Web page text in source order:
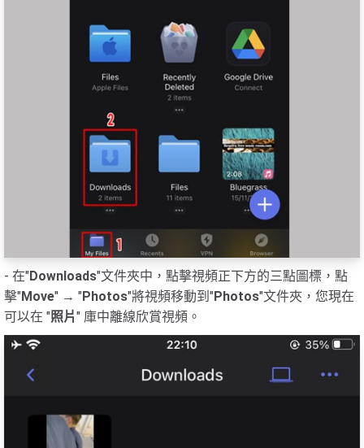
- 在"Downloads"文件夾中，點擊視頻正下方的三點圖標，點
擊"Move" → "Photos"將視頻移動到"Photos"文件夾，您現在
可以在 "照片" 庫中離線欣賞視頻。